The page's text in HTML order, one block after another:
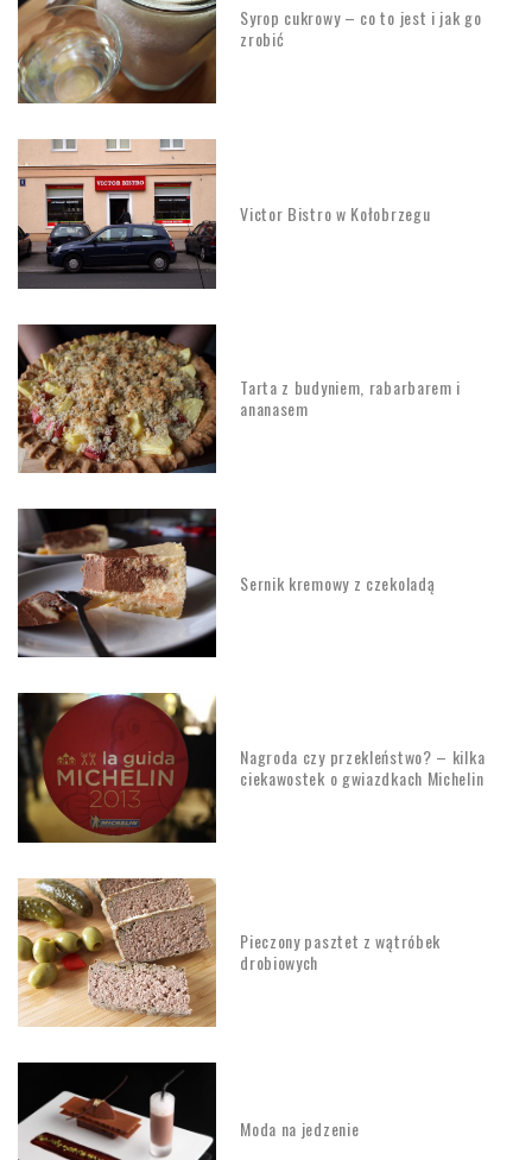
Syrop cukrowy – co to jest i jak go
zrobić
Victor Bistro w Kołobrzegu
Tarta z budyniem, rabarbarem i
ananasem
Sernik kremowy z czekoladą
Nagroda czy przekleństwo? – kilka
ciekawostek o gwiazdkach Michelin
Pieczony pasztet z wątróbek
drobiowych
Moda na jedzenie